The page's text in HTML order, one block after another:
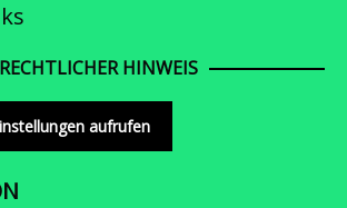
RECHTLICHER HINWEIS
aufrufen